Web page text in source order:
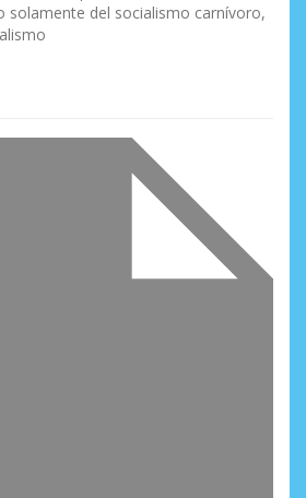
solamente del socialismo carnívoro,